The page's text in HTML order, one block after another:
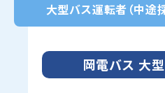
大型バス運転者（中途
岡電バス 大